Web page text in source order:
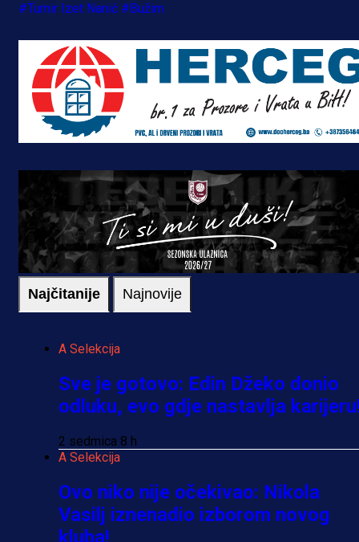
#Turnir Izet Nanić #Bužim
Najčitanije Najnovije
A Selekcija
Sve je gotovo: Edin Džeko donio
odluku, evo gdje nastavlja
2 sedmica 8 h
A Selekcija
Ovo niko nije očekivao: Nikola
Vasilj iznenadio izborom novog
kluba!